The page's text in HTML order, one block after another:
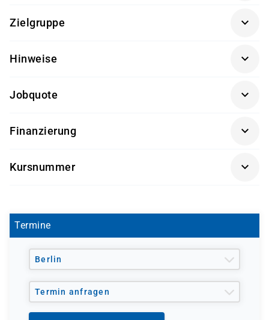
folgende Vorkenntnisse mitbringen:
Curriculums oder gleichwertige Linux-Kenntnisse
12 Monaten
Zielgruppe
innen, die eine LPIC-1-Zertifizierung anstreben.
Hinweise
Jobquote
Finanzierung
- regionale Einrichtungen
und andere Träger möglich
Kursnummer
Termine
Berlin
Termin anfragen